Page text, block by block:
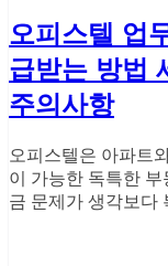
오피스텔 업
급받는 방법
주의사항
오피스텔은 아파트
이 가능한 독특한 부
금 문제가 생각보다